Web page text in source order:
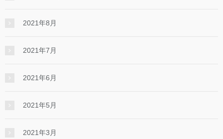
2021年8月
2021年7月
2021年6月
2021年5月
2021年3月